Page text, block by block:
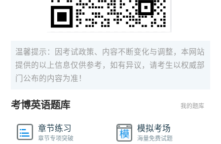
温馨提示：因考试政策、内容不断变化与调整，本网站
提供的以上信息仅供参考，如有异议，请考生以权威部
门公布的内容为准！
考博英语题库 我的题库
章节练习
章节专项突破
模拟考场
海量免费试题